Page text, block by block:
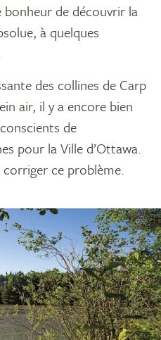
bonheur de découvrir la
à quelques
des collines de Carp
air, il y a encore bien
de
pour la Ville d’Ottawa.
ce problème.